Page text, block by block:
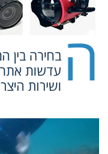
ה בחירה בין
עדשות אתה
ושירות